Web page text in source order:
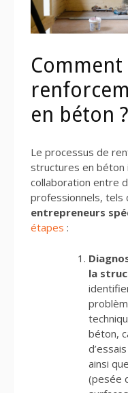
en béton ?
Le processus de
structures en béton
collaboration entre
professionnels, tels
entrepreneurs
étapes :
la
béton,
ainsi
(pesée